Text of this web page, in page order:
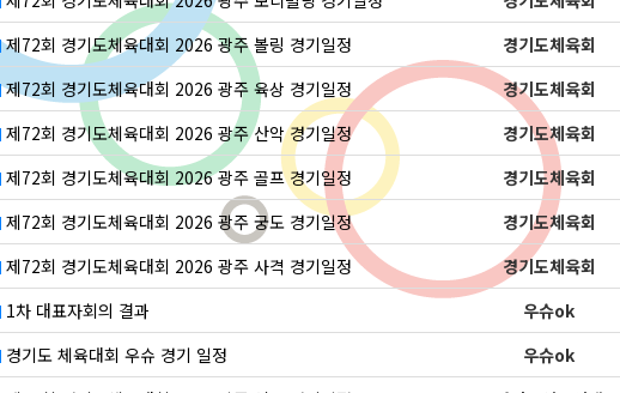
제72회 경기도체육대회 2026 광주 볼링 경기일정 경기도체육회
제72회 경기도체육대회 2026 광주 육상 경기일정 경기도체육회
제72회 경기도체육대회 2026 광주 산악 경기일정 경기도체육회
제72회 경기도체육대회 2026 광주 골프 경기일정 경기도체육회
제72회 경기도체육대회 2026 광주 궁도 경기일정 경기도체육회
제72회 경기도체육대회 2026 광주 사격 경기일정 경기도체육회
1차 대표자회의 결과 우슈ok
경기도 체육대회 우슈 경기 일정 우슈ok